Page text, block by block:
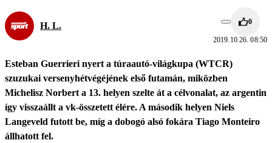
H. L. 0
2019.10.26. 08:50
Esteban Guerrieri nyert a túraautó-világkupa (WTCR)
szuzukai versenyhétvégéjének első futamán, miközben
Michelisz Norbert a 13. helyen szelte át a célvonalat, az argentin
így visszaállt a vk-összetett élére. A második helyen Niels
Langeveld futott be, míg a dobogó alsó fokára Tiago Monteiro
állhatott fel.